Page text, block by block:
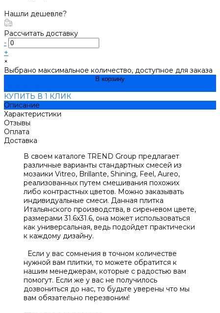
Нашли дешевле?
Рассчитать доставку
-
+
×
Выбрано максимальное количество, доступное для заказа
В корзину
КУПИТЬ В 1 КЛИК
Описание
Характеристики
Отзывы
Оплата
Доставка
В своем каталоге TREND Group предлагает
различные варианты стандартных смесей из
мозаики Vitreo, Brillante, Shining, Feel, Aureo,
реализованных путем смешивания похожих
либо контрастных цветов. Можно заказывать
индивидуальные смеси. Данная плитка
Итальянского производства, в сиреневом цвете,
размерами 31.6х31.6, она может использоваться
как универсальная, ведь подойдет практически
к каждому дизайну.
Если у вас сомнения в точном количестве
нужной вам плитки, то можете обратится к
нашим менеджерам, которые с радостью вам
помогут. Если же у вас не получилось
дозвониться до нас, то будьте уверены что мы
вам обязательно перезвоним!